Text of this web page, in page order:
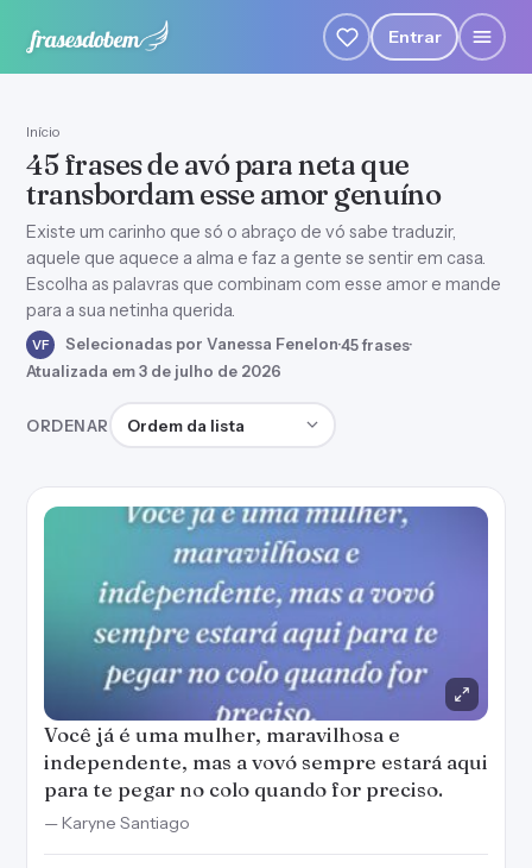
Entrar
Início
45 frases de avó para neta que
transbordam esse amor genuíno
Existe um carinho que só o abraço de vó sabe traduzir,
aquele que aquece a alma e faz a gente se sentir em casa.
Escolha as palavras que combinam com esse amor e mande
para a sua netinha querida.
VF Selecionadas por Vanessa Fenelon·45 frases·
Atualizada em 3 de julho de 2026
ORDENAR Ordenar frases
Você já é uma mulher, maravilhosa e
independente, mas a vovó sempre estará aqui
para te pegar no colo quando for preciso.
— Karyne Santiago